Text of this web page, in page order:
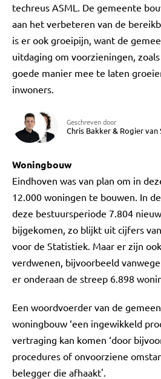
techreus ASML. De gemeente
aan het verbeteren van de
is er ook groeipijn, want de
uitdaging om voorzieningen,
goede manier mee te laten
inwoners.
Geschreven door
Chris Bakker& Rogier van
Woningbouw
Eindhoven was van plan om in
12.000 woningen te bouwen. In
deze bestuursperiode 7.804
bijgekomen, zo blijkt uit cijfers
voor de Statistiek. Maar er zijn
verdwenen, bijvoorbeeld
er onderaan de streep 6.898
Een woordvoerder van de
woningbouw ‘een ingewikkeld
vertraging kan komen ‘door
procedures of onvoorziene
belegger die afhaakt'.